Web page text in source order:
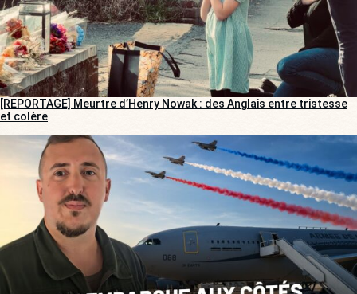
[REPORTAGE] Meurtre d’Henry Nowak : des Anglais entre tristesse
et colère